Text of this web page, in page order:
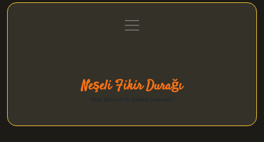
Gizlilik Politikası
menüyü
aç
Neşeli Fikir Durağı